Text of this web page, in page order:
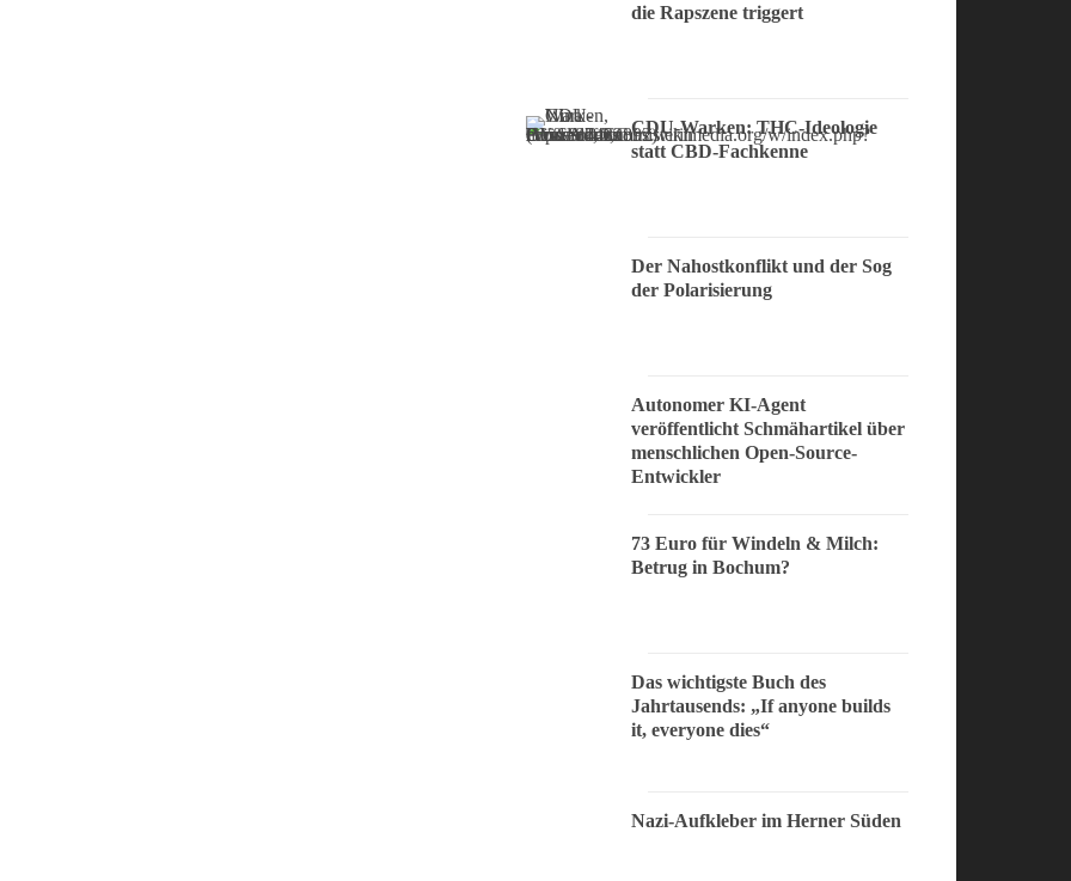
die Rapszene triggert
CDU-Warken: THC-Ideologie
statt CBD-Fachkenne
Der Nahostkonflikt und der Sog
der Polarisierung
Autonomer KI-Agent
veröffentlicht Schmähartikel über
menschlichen Open-Source-
Entwickler
73 Euro für Windeln & Milch:
Betrug in Bochum?
Das wichtigste Buch des
Jahrtausends: „If anyone builds
it, everyone dies“
Nazi-Aufkleber im Herner Süden